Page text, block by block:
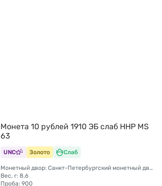
Монета 10 рублей 1910 ЭБ слаб ННР MS
63
UNC Золото Слаб
Монетный двор: Санкт-Петербургский монетный двор
Вес, г: 8,6
Проба: 900